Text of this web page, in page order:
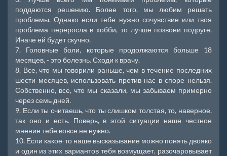
поддаются решению. Более того, мы любим решать
проблемы. Однако если тебе нужно сочувствие или твоя
проблема переросла в хобби, то лучше позвони подруге.
Иначе ей будет скучно.
7. Головные боли, которые продолжаются больше 18
месяцев, - это болезнь. Сходи к врачу.
8. Все, что мы говорили раньше, чем в течение последних
шести месяцев, использовать против нас в споре нельзя.
Собственно, все, что мы сказали, мы забываем примерно
через семь дней.
9. Если ты считаешь, что ты слишком толстая, то, наверное,
так оно и есть. Поверь, в этой ситуации наше честное
мнение тебе вовсе не нужно.
10. Если какое-то наше высказывание можно понять двояко
и один из этих вариантов тебя возмущает, разочаровывает